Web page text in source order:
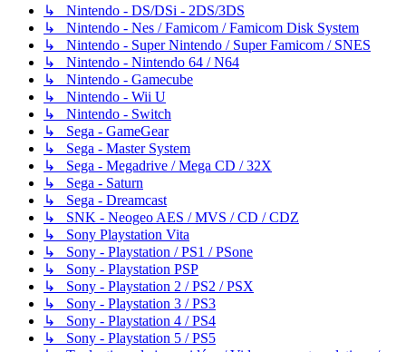
↳ Nintendo - DS/DSi - 2DS/3DS
↳ Nintendo - Nes / Famicom / Famicom Disk System
↳ Nintendo - Super Nintendo / Super Famicom / SNES
↳ Nintendo - Nintendo 64 / N64
↳ Nintendo - Gamecube
↳ Nintendo - Wii U
↳ Nintendo - Switch
↳ Sega - GameGear
↳ Sega - Master System
↳ Sega - Megadrive / Mega CD / 32X
↳ Sega - Saturn
↳ Sega - Dreamcast
↳ SNK - Neogeo AES / MVS / CD / CDZ
↳ Sony Playstation Vita
↳ Sony - Playstation / PS1 / PSone
↳ Sony - Playstation PSP
↳ Sony - Playstation 2 / PS2 / PSX
↳ Sony - Playstation 3 / PS3
↳ Sony - Playstation 4 / PS4
↳ Sony - Playstation 5 / PS5